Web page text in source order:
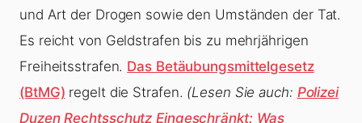
und Art der Drogen sowie den Umständen der Tat.
Es reicht von Geldstrafen bis zu mehrjährigen
Freiheitsstrafen. Das Betäubungsmittelgesetz
(BtMG) regelt die Strafen. (Lesen Sie auch: Polizei
Duzen Rechtsschutz Eingeschränkt: Was